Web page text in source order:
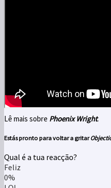
Lê mais sobre Phoenix Wright.
Estás pronto para voltar a gritar
Qual é a tua reacção?
Feliz
0%